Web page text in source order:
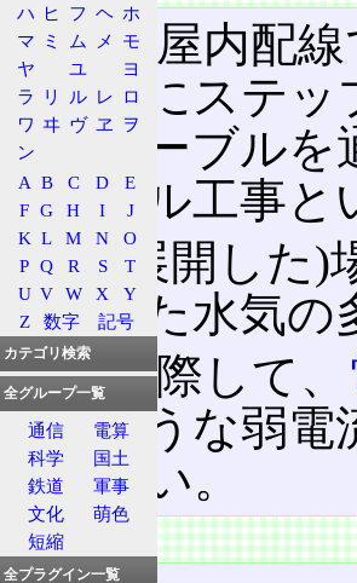
住宅の屋内配
壁などにステ
管にケーブル
ケーブル工事と
露出(展開した)
で、また水気
工事に際して、
線のような弱電
ならない。
特徴
ハ ヒ フ ヘ ホ
マ ミ ム メ
モ
ヤ
ユ
ヨ
ラ
リ ル レ ロ
ワ ヰ ヴ ヱ
ヲ
ン
A B C D
E
F G H I
J
K L M N
O
P Q R S
T
U V W X
Y
Z
数字 記号
カテゴリ検索
全グループ一覧
通信
電算
科学
国土
鉄道
軍事
文化
萌色
短縮
全プラグイン一覧